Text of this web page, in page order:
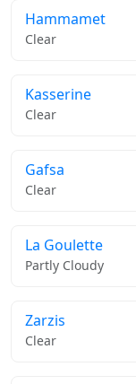
Hammamet
Clear
Kasserine
Clear
Gafsa
Clear
La Goulette
Partly Cloudy
Zarzis
Clear